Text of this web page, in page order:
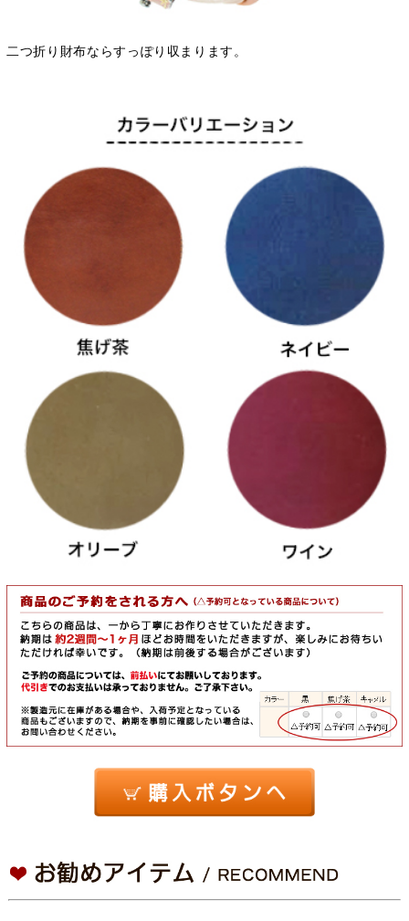
二つ折り財布ならすっぽり収まります。